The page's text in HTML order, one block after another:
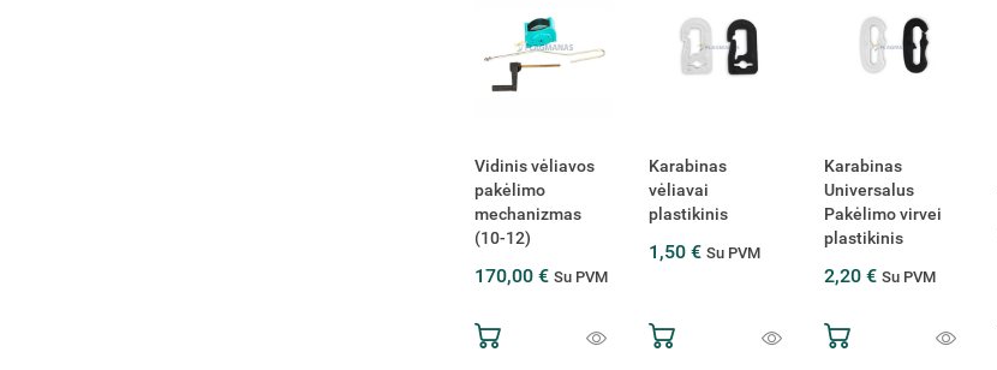
Vidinis vėliavos
pakėlimo
mechanizmas
(10-12)
170,00 € Su PVM
Karabinas
vėliavai
plastikinis
1,50 €Su PVM
Karabinas
Universalus
Pakėlimo virvei
plastikinis
2,20 € Su PVM